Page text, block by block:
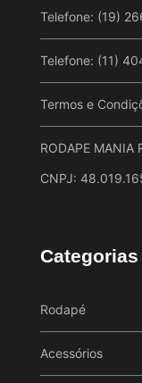
Telefone: (19)
Telefone: (11)
Termos e
RODAPE MANIA
CNPJ:
Rodapé
Acessórios